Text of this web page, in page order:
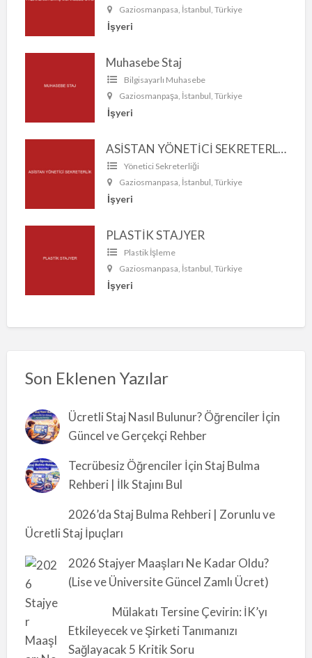
Gaziosmanpasa, İstanbul, Türkiye
İşyeri
Muhasebe Staj
Bilgisayarlı Muhasebe
Gaziosmanpaşa, İstanbul, Türkiye
İşyeri
ASİSTAN YÖNETİCİ SEKRETERLİK
Yönetici Sekreterliği
Gaziosmanpasa, İstanbul, Türkiye
İşyeri
PLASTİK STAJYER
Plastik İşleme
Gaziosmanpasa, İstanbul, Türkiye
İşyeri
Son Eklenen Yazılar
Ücretli Staj Nasıl Bulunur? Öğrenciler İçin
Güncel ve Gerçekçi Rehber
Tecrübesiz Öğrenciler İçin Staj Bulma
Rehberi | İlk Stajını Bul
2026’da Staj Bulma Rehberi | Zorunlu ve
Ücretli Staj İpuçları
2026 Stajyer Maaşları Ne Kadar Oldu?
(Lise ve Üniversite Güncel Zamlı Ücret)
Mülakatı Tersine Çevirin: İK’yı
Etkileyecek ve Şirketi Tanımanızı
Sağlayacak 5 Kritik Soru